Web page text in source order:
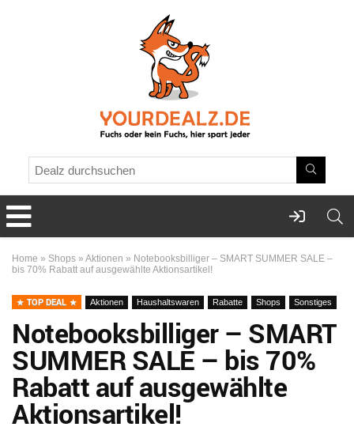
Home » Shops » Aktionen » Notebooksbilliger – SMART SUMMER SALE –
bis 70% Rabatt auf ausgewählte Aktionsartikel!
TOP DEAL Aktionen Haushaltswaren Rabatte Shops Sonstiges
Notebooksbilliger – SMART
SUMMER SALE – bis 70%
Rabatt auf ausgewählte
Aktionsartikel!